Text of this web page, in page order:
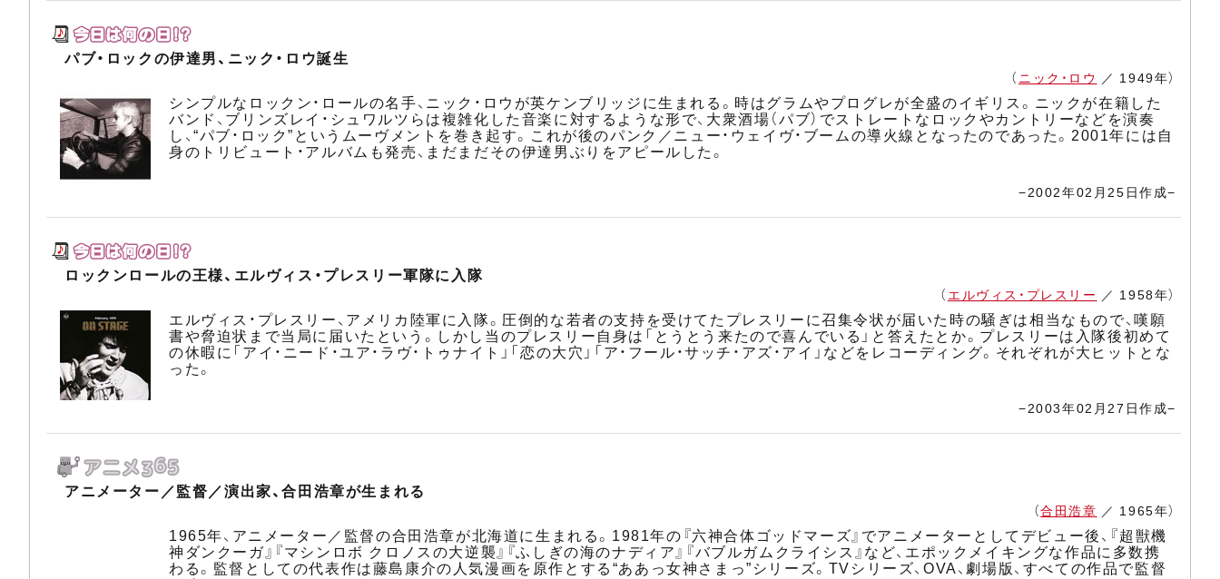
パブ・ロックの伊達男、ニック・ロウ誕生
（ ニック・ロウ ／ 1949年）
シンプルなロックン・ロールの名手、ニック・ロウが英ケンブリッジに生まれる。時はグラムやプログレが全盛のイギリス。ニックが在籍した
バンド、ブリンズレイ・シュワルツらは複雑化した音楽に対するような形で、大衆酒場（パブ）でストレートなロックやカントリーなどを演奏
し、“パブ・ロック”というムーヴメントを巻き起す。これが後のパンク／ニュー・ウェイヴ・ブームの導火線となったのであった。2001年には自
身のトリビュート・アルバムも発売、まだまだその伊達男ぶりをアピールした。
−2002年02月25日作成−
ロックンロールの王様、エルヴィス・プレスリー軍隊に入隊
（ エルヴィス・プレスリー ／ 1958年）
エルヴィス・プレスリー、アメリカ陸軍に入隊。圧倒的な若者の支持を受けてたプレスリーに召集令状が届いた時の騒ぎは相当なもので、嘆願
書や脅迫状まで当局に届いたという。しかし当のプレスリー自身は「とうとう来たので喜んでいる」と答えたとか。プレスリーは入隊後初めて
の休暇に「アイ・ニード・ユア・ラヴ・トゥナイト」「恋の大穴」「ア・フール・サッチ・アズ・アイ」などをレコーディング。それぞれが大ヒットとな
った。
−2003年02月27日作成−
アニメーター／監督／演出家、合田浩章が生まれる
（合田浩章 ／ 1965年）
1965年、アニメーター／監督の合田浩章が北海道に生まれる。1981年の『六神合体ゴッドマーズ』でアニメーターとしてデビュー後、『超獣機
神ダンクーガ』『マシンロボ クロノスの大逆襲』『ふしぎの海のナディア』『バブルガムクライシス』など、エポックメイキングな作品に多数携
わる。監督としての代表作は藤島康介の人気漫画を原作とする“ああっ女神さまっ”シリーズ。TVシリーズ、OVA、劇場版、すべての作品で監督